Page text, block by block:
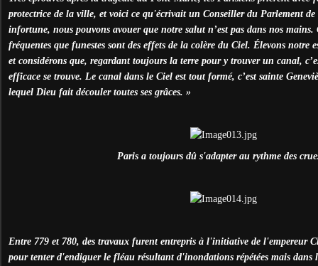
protectrice de la ville, et voici ce qu'écrivait un Conseiller du Parlement
infortune, nous pouvons avouer que notre salut n’est pas dans nos mains.
fréquentes que funestes sont des effets de la colère du Ciel. Élevons notre
et considérons que, regardant toujours la terre pour y trouver un canal,
efficace se trouve. Le canal dans le Ciel est tout formé, c’est sainte
lequel Dieu fait découler toutes ses grâces. »
Paris a toujours dû s'adapter au rythme des
Entre 779 et 780, des travaux furent entrepris à l'initiative de l'empereur
pour tenter d'endiguer le fléau résultant d'inondations répétées mais dans